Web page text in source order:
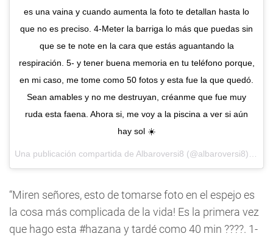
es una vaina y cuando aumenta la foto te detallan hasta lo
que no es preciso. 4-Meter la barriga lo más que puedas sin
que se te note en la cara que estás aguantando la
respiración. 5- y tener buena memoria en tu teléfono porque,
en mi caso, me tome como 50 fotos y esta fue la que quedó.
Sean amables y no me destruyan, créanme que fue muy
ruda esta faena. Ahora si, me voy a la piscina a ver si aún
hay sol ☀️
Una publicación compartida de Albaroversi8 (@albaroversi8) el
“Miren señores, esto de tomarse foto en el espejo es
la cosa más complicada de la vida! Es la primera vez
que hago esta #hazana y tardé como 40 min ????. 1-